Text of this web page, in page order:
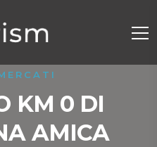
KM 0 DI
AMICA